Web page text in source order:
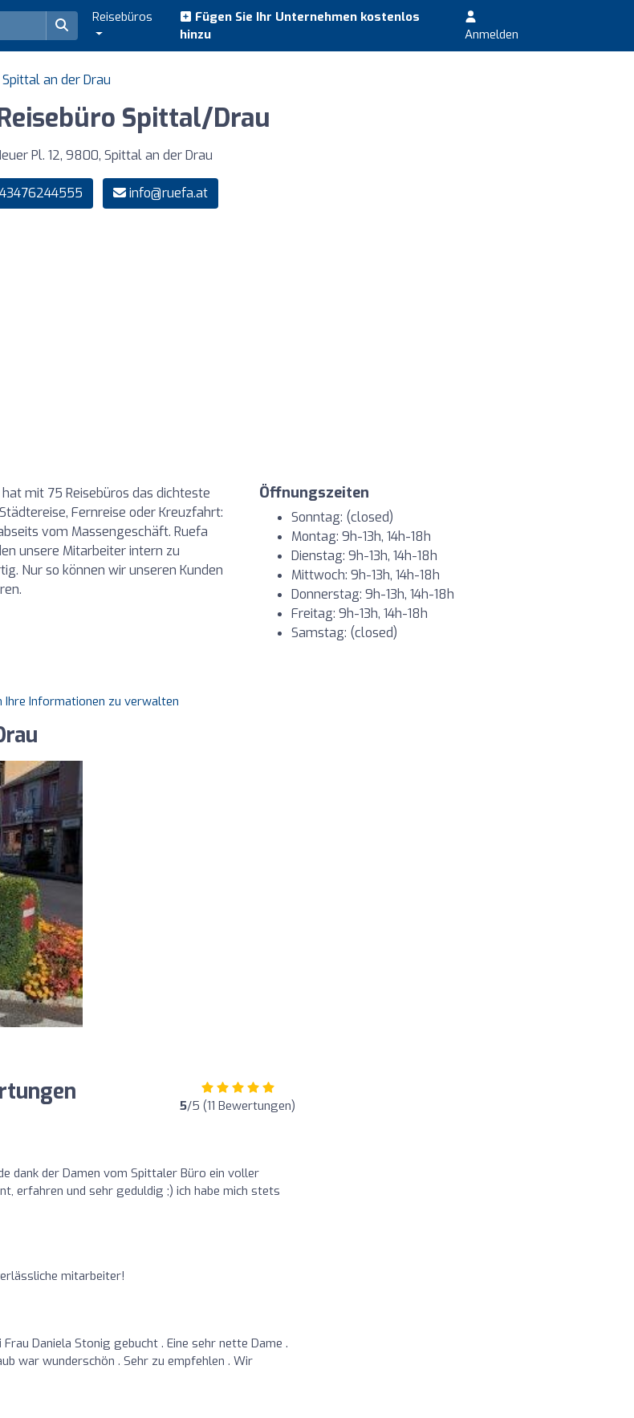
Reisebüros
Fügen Sie Ihr Unternehmen kostenlos
hinzu
Anmelden
an der Drau
Spittal/Drau
Pl. 12, 9800, Spittal an der Drau
info@ruefa.at
mit 75 Reisebüros das dichteste
Fernreise oder Kreuzfahrt:
vom Massengeschäft. Ruefa
unsere Mitarbeiter intern zu
Nur so können wir unseren Kunden
Öffnungszeiten
Sonntag: (closed)
Montag: 9h-13h, 14h-18h
Dienstag: 9h-13h, 14h-18h
Mittwoch: 9h-13h, 14h-18h
Donnerstag: 9h-13h, 14h-18h
Freitag: 9h-13h, 14h-18h
Samstag: (closed)
Ihre Informationen zu verwalten
5/5 (11 Bewertungen)
dank der Damen vom Spittaler Büro ein voller
erfahren und sehr geduldig ;) ich habe mich stets
mitarbeiter!
Daniela Stonig gebucht . Eine sehr nette Dame .
war wunderschön . Sehr zu empfehlen . Wir